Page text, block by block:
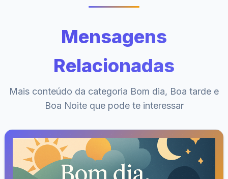
Mensagens
Relacionadas
Mais conteúdo da categoria Bom dia, Boa tarde e
Boa Noite que pode te interessar